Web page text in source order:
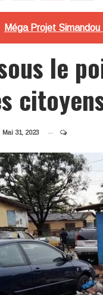
Méga Projet
le
Mai 31, 2023